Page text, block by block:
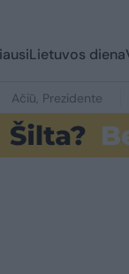
Lietuvos diena
Ačiū, Prezidente